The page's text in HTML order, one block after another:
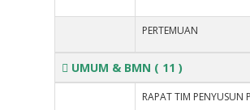
PERTEMUAN
UMUM & BMN ( 11 )
RAPAT TIM PENYUSUN